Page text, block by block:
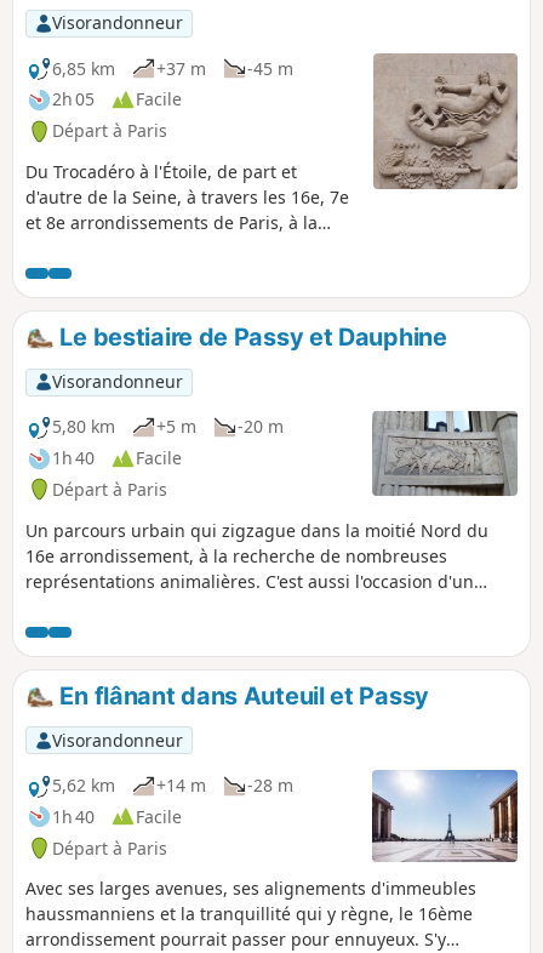
Visorandonneur
6,85 km
+37 m
-45 m
2h 05
Facile
Départ à Paris
Du Trocadéro à l'Étoile, de part et
d'autre de la Seine, à travers les 16e, 7e
et 8e arrondissements de Paris, à la
animalières. À lui seul, l'Arc de Triomphe
de l'Étoile en comprend un très grand
nombre !
Le bestiaire de Passy et Dauphine
Visorandonneur
5,80 km
+5 m
-20 m
1h 40
Facile
Départ à Paris
Un parcours urbain qui zigzague dans la moitié Nord du
16e arrondissement, à la recherche de nombreuses
représentations animalières. C'est aussi l'occasion d'un
dans l'avenue qui portait son nom de son vivant.
En flânant dans Auteuil et Passy
Visorandonneur
5,62 km
+14 m
-28 m
1h 40
Facile
Départ à Paris
Avec ses larges avenues, ses alignements d'immeubles
haussmanniens et la tranquillité qui y règne, le 16ème
arrondissement pourrait passer pour ennuyeux. S'y